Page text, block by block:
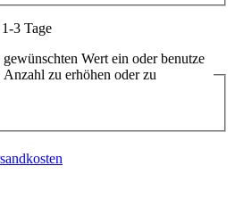
3 Tage
Wert ein oder benutze
zu erhöhen oder zu